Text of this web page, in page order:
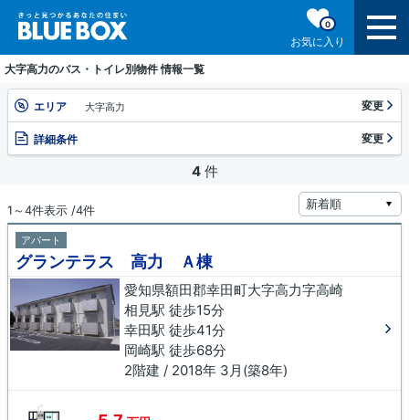
お気に入り
0
大字高力のバス・トイレ別物件 情報一覧
エリア 大字高力 変更
詳細条件 変更
4 件
1～4件表示 /4件
アパート
グランテラス 高力 Ａ棟
愛知県額田郡幸田町大字高力字高崎
相見駅 徒歩15分
幸田駅 徒歩41分
岡崎駅 徒歩68分
2階建 / 2018年 3月(築8年)